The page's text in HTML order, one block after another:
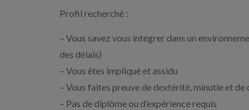
Profil recherché :
– Vous savez vous intégrer dans un
des délais)
– Vous êtes impliqué et assidu
– Vous faites preuve de dextérité, minutie et
– Pas de diplôme ou d’expérience requis